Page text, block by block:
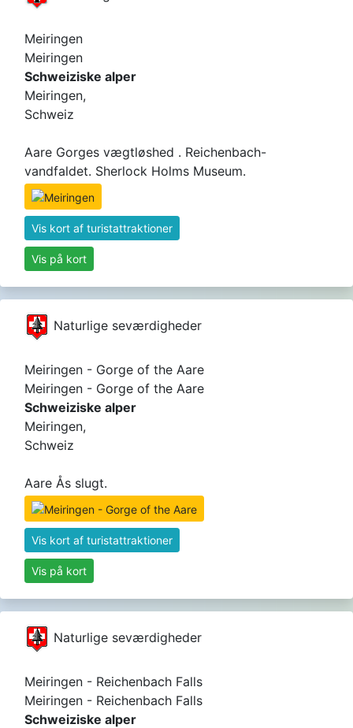
Meiringen
Meiringen
Schweiziske alper
Meiringen,
Schweiz
Aare Gorges vægtløshed . Reichenbach-
vandfaldet. Sherlock Holms Museum.
Vis kort af turistattraktioner
Vis på kort
Naturlige seværdigheder
Meiringen - Gorge of the Aare
Meiringen - Gorge of the Aare
Schweiziske alper
Meiringen,
Schweiz
Aare Ås slugt.
Vis kort af turistattraktioner
Vis på kort
Naturlige seværdigheder
Meiringen - Reichenbach Falls
Meiringen - Reichenbach Falls
Schweiziske alper